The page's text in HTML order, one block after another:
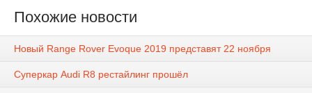
Похожие новости
Новый Range Rover Evoque 2019 представят 22 ноября
Суперкар Audi R8 рестайлинг прошёл